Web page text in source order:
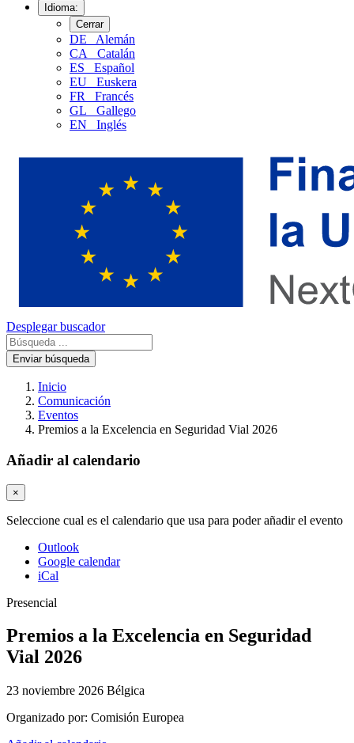
Idioma:
Cerrar
DE
Alemán
CA
Catalán
ES
Español
EU
Euskera
FR
Francés
GL
Gallego
EN
Inglés
Desplegar buscador
Enviar búsqueda
Inicio
Comunicación
Eventos
Premios a la Excelencia en Seguridad Vial 2026
Añadir al calendario
×
Seleccione cual es el calendario que usa para poder añadir el evento
Outlook
Google calendar
iCal
Presencial
Premios a la Excelencia en Seguridad
Vial 2026
23 noviembre 2026 Bélgica
Organizado por: Comisión Europea